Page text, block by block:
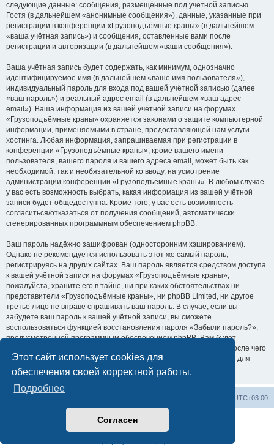
Этот сайт использует cookies для
обеспечения своей корректной работы.
Подробнее
Согласен
следующие данные: сообщения, размещённые под учётной записью
Гостя (в дальнейшем «анонимные сообщения»), данные, указанные при
регистрации в конференции «Грузоподъёмные краны» (в дальнейшем
«ваша учётная запись») и сообщения, оставленные вами после
регистрации и авторизации (в дальнейшем «ваши сообщения»).
Ваша учётная запись будет содержать, как минимум, однозначно
идентифицируемое имя (в дальнейшем «ваше имя пользователя»),
индивидуальный пароль для входа под вашей учётной записью (далее
«ваш пароль») и реальный адрес email (в дальнейшем «ваш адрес
email»). Ваша информация из вашей учётной записи на форумах
«Грузоподъёмные краны» охраняется законами о защите компьютерной
информации, применяемыми в стране, предоставляющей нам услуги
хостинга. Любая информация, запрашиваемая при регистрации в
конференции «Грузоподъёмные краны», кроме вашего имени
пользователя, вашего пароля и вашего адреса email, может быть как
необходимой, так и необязательной ко вводу, на усмотрение
администрации конференции «Грузоподъёмные краны». В любом случае
у вас есть возможность выбрать, какая информация из вашей учётной
записи будет общедоступна. Кроме того, у вас есть возможность
согласиться/отказаться от получения сообщений, автоматически
сгенерированных программным обеспечением phpBB.
Ваш пароль надёжно зашифрован (односторонним хэшированием).
Однако не рекомендуется использовать этот же самый пароль,
регистрируясь на других сайтах. Ваш пароль является средством доступа
к вашей учётной записи на форумах «Грузоподъёмные краны»,
пожалуйста, храните его в тайне, ни при каких обстоятельствах ни
представители «Грузоподъёмные краны», ни phpBB Limited, ни другое
третье лицо не вправе спрашивать ваш пароль. В случае, если вы
забудете ваш пароль к вашей учётной записи, вы сможете
воспользоваться функцией восстановления пароля «Забыли пароль?»,
предусмотренной программным обеспечением phpBB. Вам будет
необходимо ввести ваше имя пользователя и ваш адрес email, после чего
программное обеспечение phpBB сгенерирует вам новый пароль для
вашей учётной записи.
UTC+03:00
Создано на основеphpBB® Forum Software © phpBB Limited
Русская поддержка phpBB